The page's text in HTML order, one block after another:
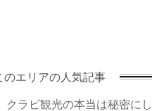
のエリアの人気記事
クラビ観光の本当は秘密にし